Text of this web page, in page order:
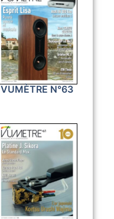
VUMÈTRE N°63